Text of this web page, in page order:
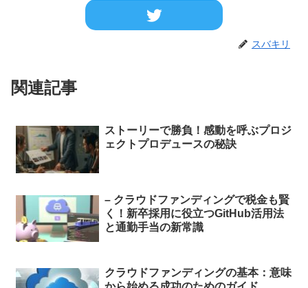
スバキリ
関連記事
ストーリーで勝負！感動を呼ぶプロジ
ェクトプロデュースの秘訣
– クラウドファンディングで税金も賢
く！新卒採用に役立つGitHub活用法
と通勤手当の新常識
クラウドファンディングの基本：意味